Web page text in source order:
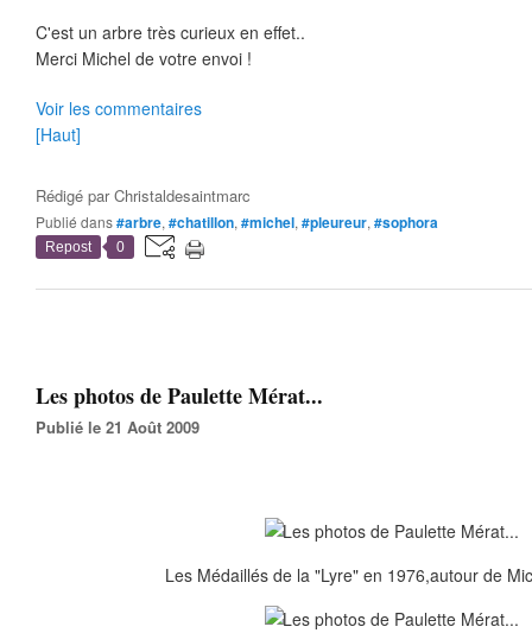
C'est un arbre très curieux en effet..
Merci Michel de votre envoi !
Voir les commentaires
[Haut]
Rédigé parChristaldesaintmarc
Publié dans#arbre, #chatillon, #michel, #pleureur, #sophora
Repost 0
Les photos de Paulette Mérat...
Publié le 21 Août 2009
Les Médaillés de la "Lyre" en 1976,autour de